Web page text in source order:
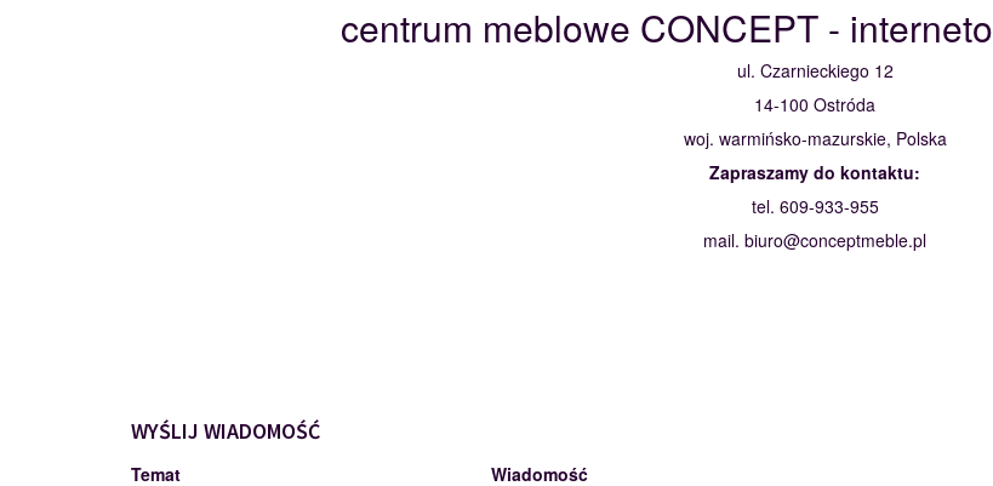
centrum meblowe CONCEPT -
ul. Czarnieckiego 12
14-100 Ostróda
woj. warmińsko-mazurskie, Polska
Zapraszamy do kontaktu:
tel. 609-933-955
mail. biuro@conceptmeble.pl
WYŚLIJ WIADOMOŚĆ
Temat Wiadomość